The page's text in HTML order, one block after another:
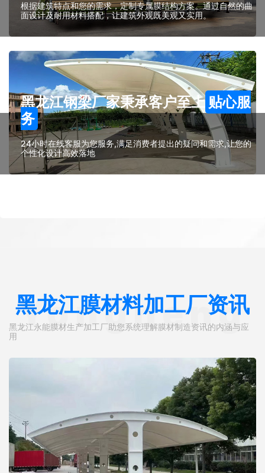
根据建筑特点和您的需求，定制专属膜结构方案。通过自然的曲
面设计及耐用材料搭配，让建筑外观既美观又实用。
黑龙江钢梁厂家秉承客户至上 贴心服
务
24小时在线客服为您服务,满足消费者提出的疑问和需求,让您的
个性化设计高效落地
黑龙江膜材料加工厂资讯
黑龙江永能膜材生产加工厂助您系统理解膜材制造资讯的内涵与应
用
Yongneng